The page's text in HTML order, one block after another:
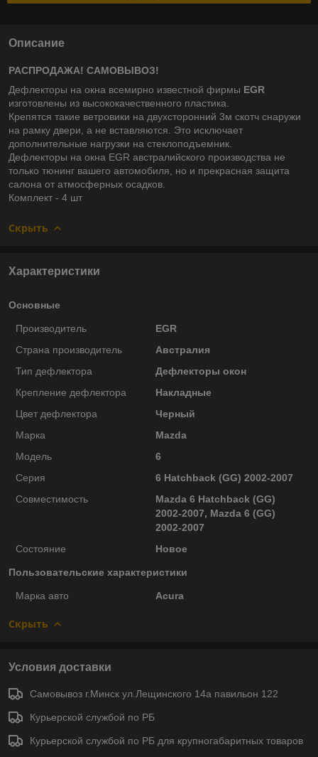
Описание
РАСПРОДАЖА! САМОВЫВОЗ!
Дефлекторы на окна всемирно известной фирмы EGR
изготовлены из высококачественного пластика.
Крепятся такие ветровики на двухсторонний 3м скотч снаружи
на рамку двери, а не вставляются. Это исключает
дополнительные нагрузки на стеклоподъемник.
Дефлекторы на окна EGR австралийского производства не
только тюнинг вашего автомобиля, но и прекрасная защита
салона от атмосферных осадков.
Комплект - 4 шт
Скрыть
Характеристики
Основные
Производитель
EGR
Страна производитель
Австралия
Тип дефлектора
Дефлекторы окон
Крепление дефлектора
Накладные
Цвет дефлектора
Черный
Марка
Mazda
Модель
6
Серия
6 Hatchback (GG) 2002-2007
Совместимость
Mazda 6 Hatchback (GG)
2002-2007, Mazda 6 (GG)
2002-2007
Состояние
Новое
Пользовательские характеристики
Марка авто Acura
Скрыть
Условия доставки
Самовывоз г.Минск ул.Лещинского 14а павильон 122
Курьерской службой по РБ
Курьерской службой по РБ для крупногабаритных товаров